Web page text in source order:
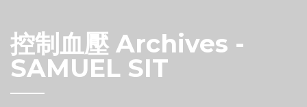
控制血壓 Archives -
SAMUEL SIT